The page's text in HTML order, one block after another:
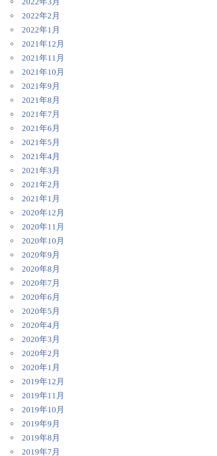
2022年2月
2022年1月
2021年12月
2021年11月
2021年10月
2021年9月
2021年8月
2021年7月
2021年6月
2021年5月
2021年4月
2021年3月
2021年2月
2021年1月
2020年12月
2020年11月
2020年10月
2020年9月
2020年8月
2020年7月
2020年6月
2020年5月
2020年4月
2020年3月
2020年2月
2020年1月
2019年12月
2019年11月
2019年10月
2019年9月
2019年8月
2019年7月